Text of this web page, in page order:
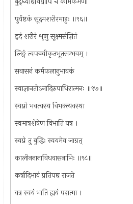
पुर्यष्टकं सूक्ष्मशरीरमाहुः ॥९६॥
इदं शरीरं शृणु सूक्ष्मसंज्ञितं
लिङ्गं त्वपञ्चीकृतभूतसम्भवम् ।
सवासनं कर्मफलानुभावकं
स्वाज्ञानतोऽनादिरुपाधिरात्मनः ॥९७॥
स्वप्नो भवत्यस्य विभक्त्यवस्था
स्वमात्रशेषेण विभाति यत्र ।
स्वप्ने तु बुद्धिः स्वयमेव जाग्रत्
कालीननानाविधवासनाभिः ॥९८॥
कर्त्रादिभावं प्रतिपद्य राजते
यत्र स्वयं भाति ह्ययं परात्मा ।